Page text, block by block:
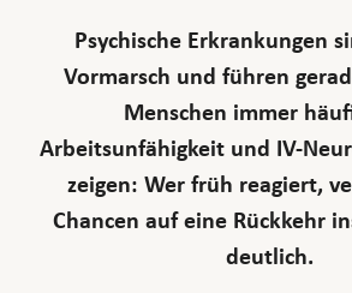
Psychische Erkrankungen
Vormarsch und führen
Menschen immer
Arbeitsunfähigkeit und IV-
zeigen: Wer früh reagiert,
Chancen auf eine Rückkehr
deutlich.